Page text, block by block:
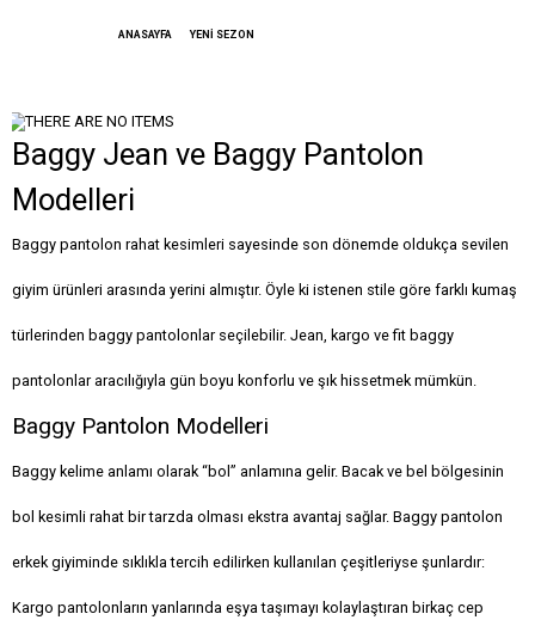
ANASAYFA YENİ SEZON
Baggy Jean ve Baggy Pantolon
Modelleri
Baggy pantolon rahat kesimleri sayesinde son dönemde oldukça sevilen
giyim ürünleri arasında yerini almıştır. Öyle ki istenen stile göre farklı kumaş
türlerinden baggy pantolonlar seçilebilir. Jean, kargo ve fit baggy
pantolonlar aracılığıyla gün boyu konforlu ve şık hissetmek mümkün.
Baggy Pantolon Modelleri
Baggy kelime anlamı olarak “bol” anlamına gelir. Bacak ve bel bölgesinin
bol kesimli rahat bir tarzda olması ekstra avantaj sağlar. Baggy pantolon
erkek giyiminde sıklıkla tercih edilirken kullanılan çeşitleriyse şunlardır:
Kargo pantolonların yanlarında eşya taşımayı kolaylaştıran birkaç cep